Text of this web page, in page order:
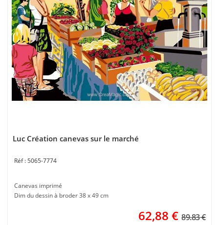
Luc Création canevas sur le marché
5065-7774
Canevas imprimé
Dim du dessin à broder 38 x 49 cm
62,88 € 89.83 €